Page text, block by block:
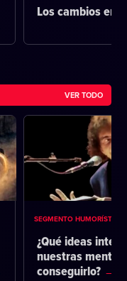
Los cambios en
VER TODO
SEGMENTO HUMORÍSTICO
¿Qué ideas
nuestras mentes
conseguirlo?